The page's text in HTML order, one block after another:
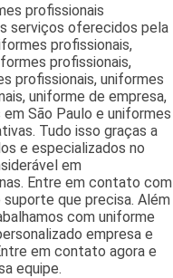
profissionais
serviços oferecidos pela
profissionais,
profissionais,
profissionais, uniformes
uniforme de empresa,
São Paulo e uniformes
Tudo isso graças a
e especializados no
em
Entre em contato com
que precisa. Além
com uniforme
empresa e
em contato agora e
equipe.